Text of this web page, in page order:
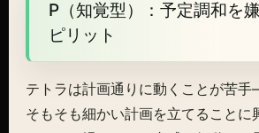
P（知覚型）：予定調和を
ピリット
テトラは計画通りに動くことが苦
そもそも細かい計画を立てることに